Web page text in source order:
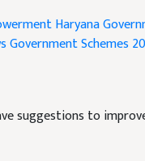
Haryana
Government Schemes
suggestions to